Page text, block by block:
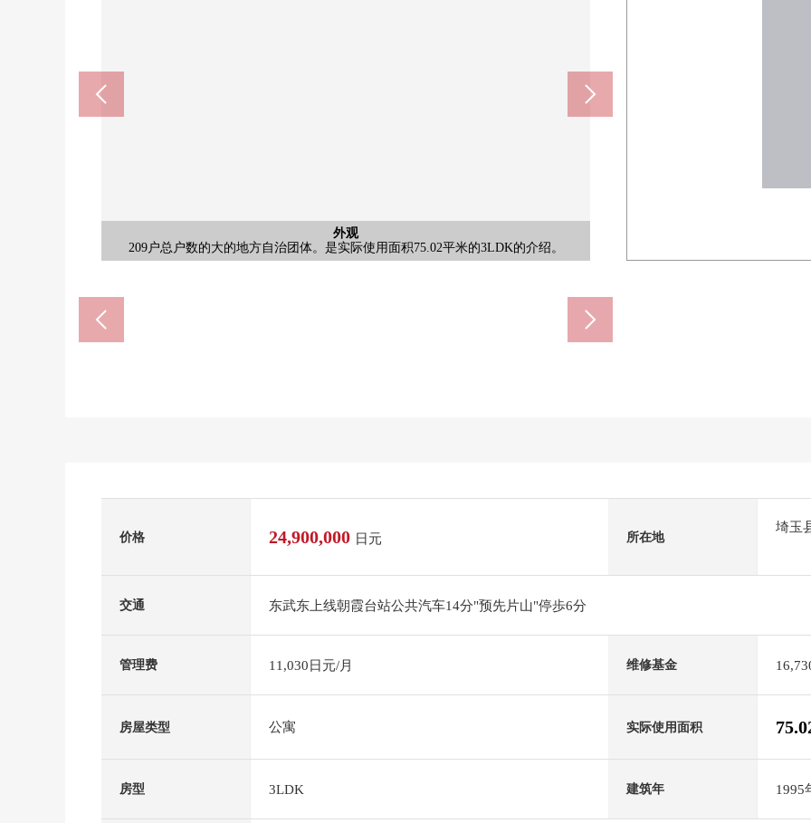
外观
209户总户数的大的地方自治团体。是实际使用面积75.02平米的3LDK的介绍。
外观
是钢筋混凝土构造，12层楼地上的Mansion。該当住戸正在3楼做所在。
外观
在3楼的房间，风景良好。
室内
室内
室内
室内
室内
室内
室内
厨房
厨房
厨房
厨房
洗脸
洗脸
厕所
公共汽车
门口
收纳
室内
室内
室内
室内
共有部分
共有部分
入口
入口
其他当地
停车场
停车场
外观
外观
新座站(约2450m)
JR武藏野线"新座"车站是在车站前有饮食店以及商店街，现在也用武藏野的外貌留下来
的市镇的车站。
朝霞台站南口(约3310m)
东武东上线"朝霞台"车站急往，是快速快车，川越特快停靠车站到池袋交通便捷。另
外，在武藏野线"北朝霞"车站也可以换乘，是有便利性的车站。
新座市立第4小学(约1720m)
新座市立新座中学(约1580m)
ＯＫ新座野火止商店(约440m)
SUGI药品新座商店(约510m)
新座内科肚子诊所(约990m)
畑中儿童快乐园(约550m)
秋千，跷跷板，滑梯，云梯，单杠，锁定玩具，沙池是设备准备的公园。
价格 24,900,000 日元 所在地
埼玉
交通 东武东上线朝霞台站公共汽车14分"预先片山"停歩6分
管理费 11,030日元/月 维修基金
房屋类型 公寓 实际使用面积
房型 3LDK 建筑年 1995